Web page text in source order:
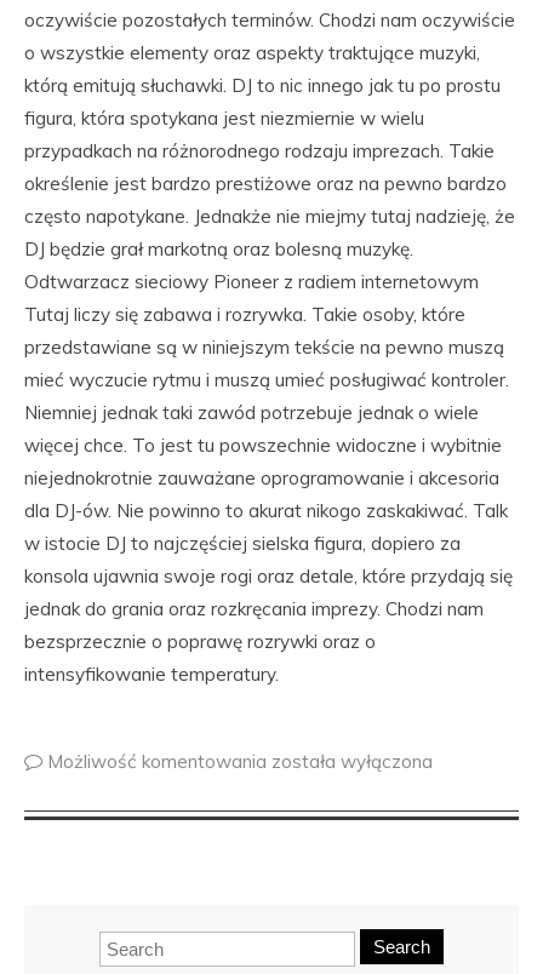
oczywiście pozostałych terminów. Chodzi nam oczywiście
o wszystkie elementy oraz aspekty traktujące muzyki,
którą emitują słuchawki. DJ to nic innego jak tu po prostu
figura, która spotykana jest niezmiernie w wielu
przypadkach na różnorodnego rodzaju imprezach. Takie
określenie jest bardzo prestiżowe oraz na pewno bardzo
często napotykane. Jednakże nie miejmy tutaj nadzieję, że
DJ będzie grał markotną oraz bolesną muzykę.
Odtwarzacz sieciowy Pioneer z radiem internetowym
Tutaj liczy się zabawa i rozrywka. Takie osoby, które
przedstawiane są w niniejszym tekście na pewno muszą
mieć wyczucie rytmu i muszą umieć posługiwać kontroler.
Niemniej jednak taki zawód potrzebuje jednak o wiele
więcej chce. To jest tu powszechnie widoczne i wybitnie
niejednokrotnie zauważane oprogramowanie i akcesoria
dla DJ-ów. Nie powinno to akurat nikogo zaskakiwać. Talk
w istocie DJ to najczęściej sielska figura, dopiero za
konsola ujawnia swoje rogi oraz detale, które przydają się
jednak do grania oraz rozkręcania imprezy. Chodzi nam
bezsprzecznie o poprawę rozrywki oraz o
intensyfikowanie temperatury.
Możliwość komentowania została wyłączona
Search